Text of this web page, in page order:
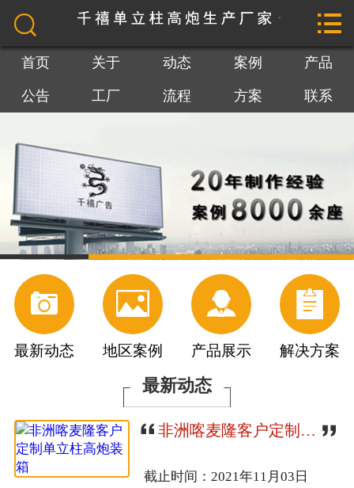
 网站首页
关于我们
最新动态
产品展示
最新公告
工厂参观
施工流程
解决方案


首页 关于 动态 案例 产品
公告 工厂 流程 方案 联系

最新动态

地区案例

产品展示

解决方案
最新动态
非洲喀麦隆客户定制单立柱高炮装箱
截止时间：2021年11月03日